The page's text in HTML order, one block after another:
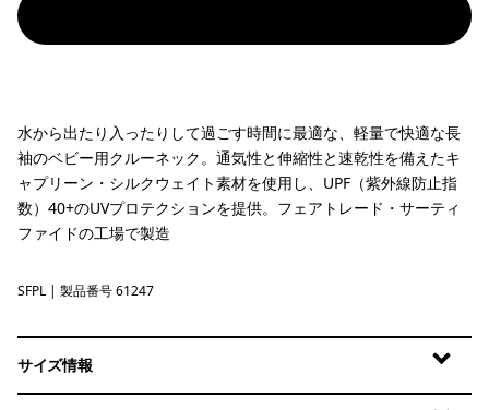
水から出たり入ったりして過ごす時間に最適な、軽量で快適な長
袖のベビー用クルーネック。通気性と伸縮性と速乾性を備えたキ
ャプリーン・シルクウェイト素材を使用し、UPF（紫外線防止指
数）40+のUVプロテクションを提供。フェアトレード・サーティ
ファイドの工場で製造
Surf Shelly: Orange Peel
SFPL | 製品番号 61247
サイズ情報